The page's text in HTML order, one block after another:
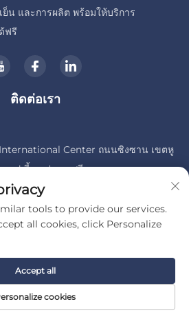
น และการผลิต พร้อมให้บริการ
ฟรี
ติดต่อเรา
Center ถนนซิงซาน เขตหู
ลฝูเจี้ยน ประเทศจีน
(เซียะเหมิ่น) เบ어ริ่ง จำกัด
tools to provide our services.
all cookies, click Personalize
cookies
Accept all